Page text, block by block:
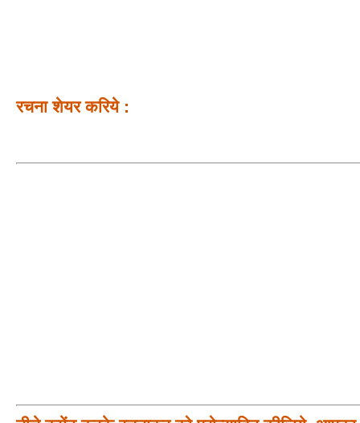
रचना शेयर करिये :